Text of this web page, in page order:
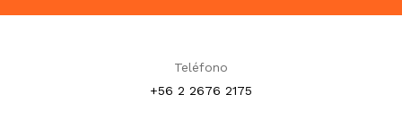
Teléfono
+56 2 2676 2175